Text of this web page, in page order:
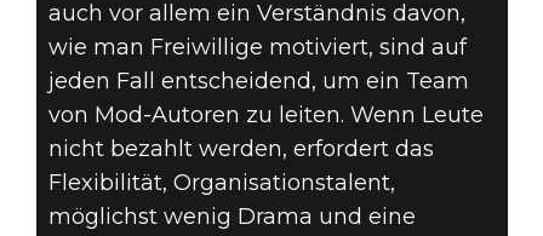
auch vor allem ein Verständnis davon,
wie man Freiwillige motiviert, sind auf
jeden Fall entscheidend, um ein Team
von Mod-Autoren zu leiten. Wenn Leute
nicht bezahlt werden, erfordert das
Flexibilität, Organisationstalent,
möglichst wenig Drama und eine